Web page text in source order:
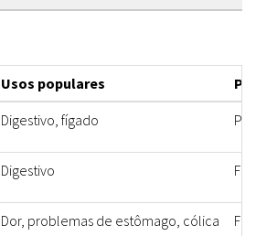
Usos populares
Digestivo, fígado
Digestivo
Dor, problemas de estômago, cólica